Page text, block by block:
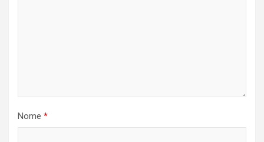
Nome *